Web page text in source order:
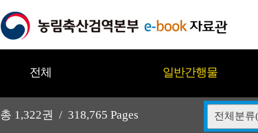
전체 일반간행물
총 1,322권 / 318,765 Pages 전체분류